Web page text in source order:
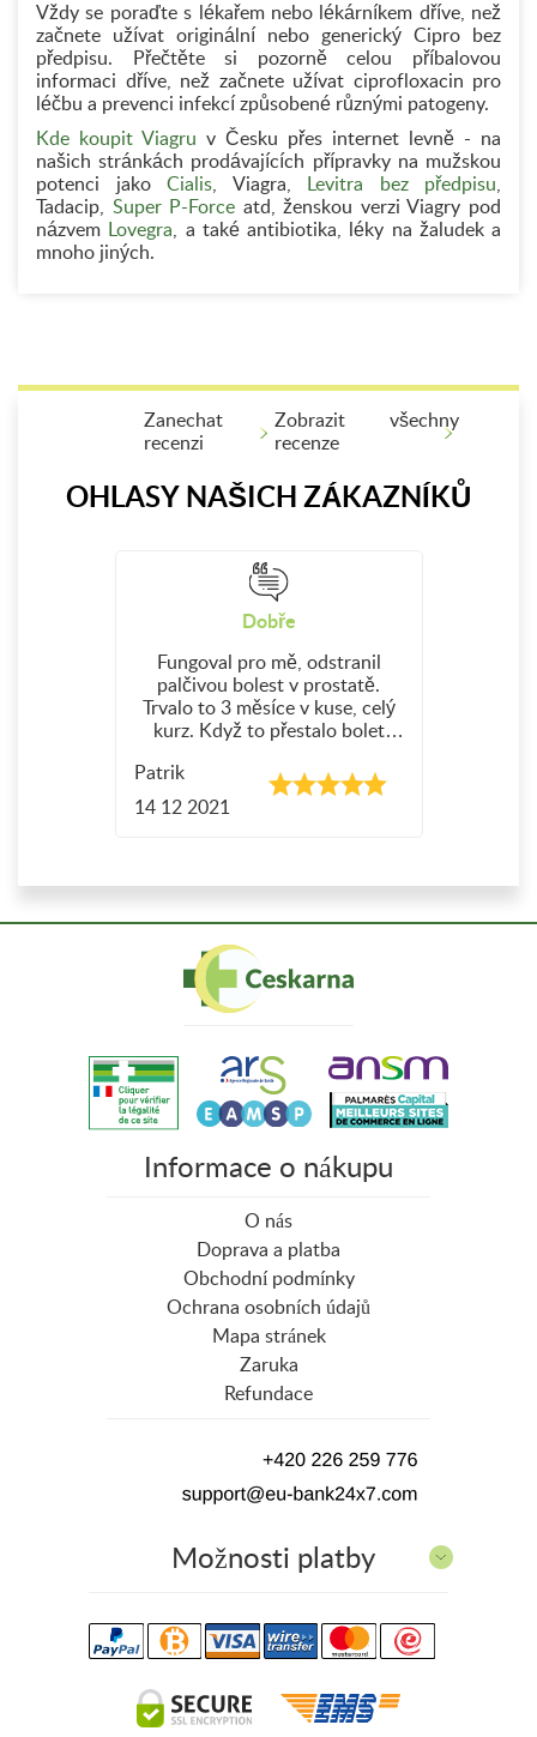
Vždy se poraďte s lékařem nebo lékárníkem dříve, než
začnete užívat originální nebo generický Cipro bez
předpisu. Přečtěte si pozorně celou příbalovou
informaci dříve, než začnete užívat ciprofloxacin pro
léčbu a prevenci infekcí způsobené různými patogeny.
Kde koupit Viagru v Česku přes internet levně - na
našich stránkách prodávajících přípravky na mužskou
potenci jako Cialis, Viagra, Levitra bez předpisu,
Tadacip, Super P-Force atd, ženskou verzi Viagry pod
názvem Lovegra, a také antibiotika, léky na žaludek a
mnoho jiných.
OHLASY NAŠICH ZÁKAZNÍKŮ
Zanechat
recenzi
Zobrazit všechny
recenze
Dobře
Fungoval pro mě, odstranil
palčivou bolest v prostatě.
Trvalo to 3 měsíce v kuse, celý
kurz. Když to přestalo bolet
pokračoval v užívání 500 mg
dvakrát denně. Od té doby se
Patrik
14 12 2021
Informace o nákupu
O nás
Doprava a platba
Obchodní podmínky
Ochrana osobních údajů
Mapa stránek
Zaruka
Refundace
Možnosti platby